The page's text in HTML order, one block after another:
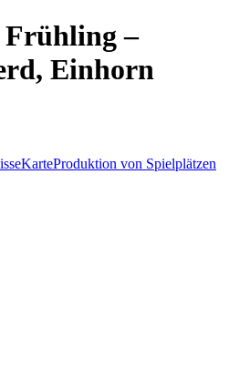
Frühling –
Einhorn
KarteProduktion von Spielplätzen